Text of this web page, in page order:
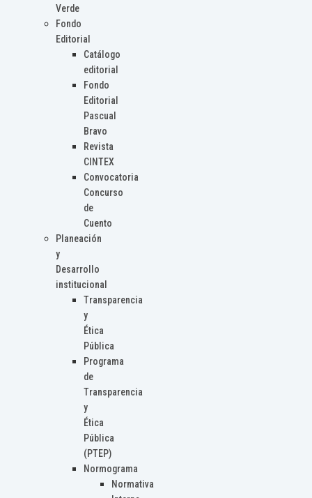
Verde
Fondo
Editorial
Catálogo
editorial
Fondo
Editorial
Pascual
Bravo
Revista
CINTEX
Convocatoria
Concurso
de
Cuento
Planeación
y
Desarrollo
institucional
Transparencia
y
Ética
Pública
Programa
de
Transparencia
y
Ética
Pública
(PTEP)
Normograma
Normativa